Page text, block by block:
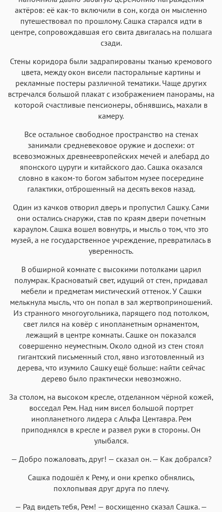
актёров: её как-то включили в сон, когда он мысленно
путешествовал по прошлому. Сашка старался идти в
центре, сопровождавшая его свита двигалась на полшага
сзади.
Стены коридора были задрапированы тканью кремового
цвета, между окон висели пасторальные картины и
рекламные постеры различной тематики. Чаще других
встречался большой плакат с изображением панорамы, на
которой счастливые пенсионеры, обнявшись, махали в
камеру.
Все остальное свободное пространство на стенах
занимали средневековое оружие и доспехи: от
всевозможных древнеевропейских мечей и алебард до
японского цуруги и китайского дао. Сашка оказался
словно в каком-то богом забытом музее посередине
галактики, отброшенный на десять веков назад.
Один из качков отворил дверь и пропустил Сашку. Сами
они остались снаружи, став по краям двери почетным
караулом. Сашка вошел вовнутрь, и мысль о том, что это
музей, а не государственное учреждение, превратилась в
уверенность.
В обширной комнате с высокими потолками царил
полумрак. Красноватый свет, идущий от стен, придавал
мебели и предметам мистический оттенок. У Сашки
мелькнула мысль, что он попал в зал жертвоприношений.
Из странного многоугольника, парящего под потолком,
свет лился на ковёр с инопланетным орнаментом,
лежащий в центре комнаты. Сашке он показался
совершенно неуместным. Около одной из стен стоял
гигантский письменный стол, явно изготовленный из
дерева, что изумило Сашку ещё больше: найти сейчас
дерево было практически невозможно.
За столом, на высоком кресле, отделанном чёрной кожей,
восседал Рем. Над ним висел большой портрет
инопланетного лидера с Альфа Центавра. Рем
приподнялся в кресле и развел руки в стороны. Он
улыбался.
— Добро пожаловать, друг! — сказал он. — Как добрался?
Сашка подошёл к Рему, и они крепко обнялись,
похлопывая друг друга по плечу.
— Рад видеть тебя, Рем! — восхищенно сказал Сашка. —